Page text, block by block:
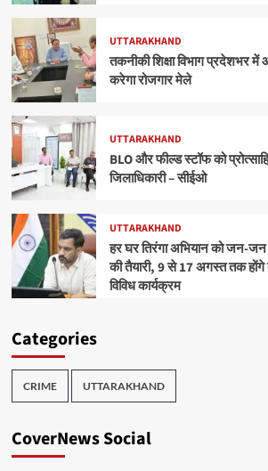
UTTARAKHAND
तकनीकी शिक्षा विभाग प्रदेशभर में
करेगा रोजगार मेले
UTTARAKHAND
BLO और फील्ड स्टॉफ को
जिलाधिकारी – सीईओ
UTTARAKHAND
हर घर तिरंगा अभियान को जन-
की तैयारी, 9 से 17 अगस्त तक
विविध कार्यक्रम
Categories
CRIME UTTARAKHAND
CoverNews Social